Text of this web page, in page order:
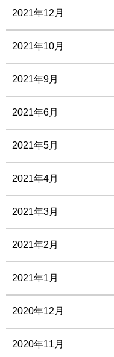
2021年12月
2021年10月
2021年9月
2021年6月
2021年5月
2021年4月
2021年3月
2021年2月
2021年1月
2020年12月
2020年11月